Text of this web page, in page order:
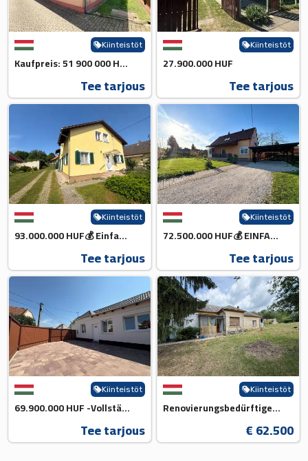
Kiinteistöt
Kaufpreis: 51 900 000 HUF💰
Tee tarjous
Kiinteistöt
27.900.000 HUF
Tee tarjous
Kiinteistöt
93.000.000 HUF💰 Einfamilienha...
Tee tarjous
Kiinteistöt
72.500.000 HUF💰 EINFAMILIENHA...
Tee tarjous
Kiinteistöt
69.900.000 HUF -Vollständig Re...
Tee tarjous
Kiinteistöt
Renovierungsbedürftiges Backst...
€ 62.500